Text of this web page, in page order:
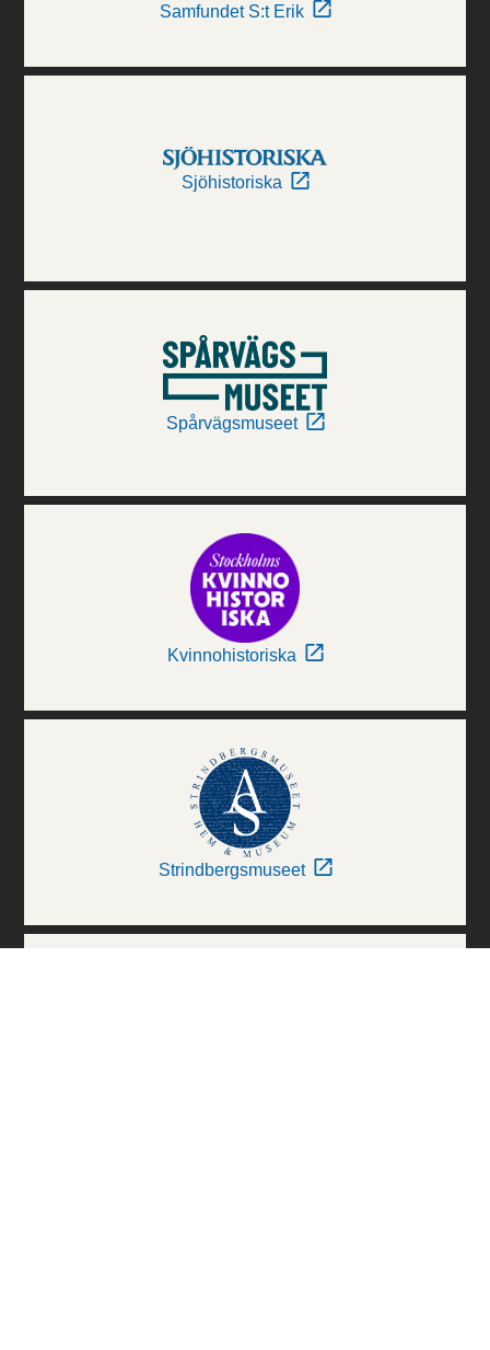
Samfundet S:t Erik
Sjöhistoriska
Spårvägsmuseet
Kvinnohistoriska
Strindbergsmuseet